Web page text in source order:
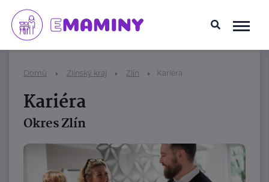
Domů Zlínský kraj Zlín Kariéra
Kariéra
Okres Zlín